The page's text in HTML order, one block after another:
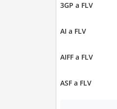
3GP a FLV
AI a FLV
AIFF a FLV
ASF a FLV